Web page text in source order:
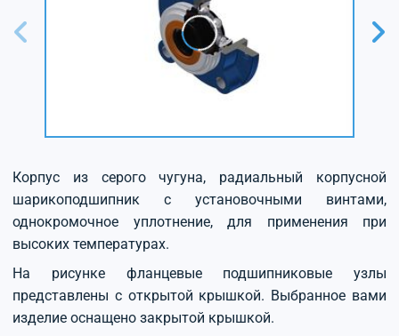
Корпус из серого чугуна, радиальный корпусной
шарикоподшипник с установочными винтами,
однокромочное уплотнение, для применения при
высоких температурах.
На рисунке фланцевые подшипниковые узлы
представлены с открытой крышкой. Выбранное вами
изделие оснащено закрытой крышкой.